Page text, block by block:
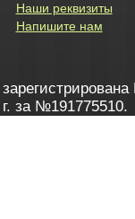
Наши реквизиты
Напишите нам
за №191775510.